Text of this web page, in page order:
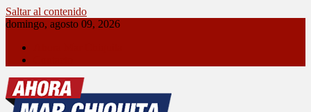
Saltar al contenido
domingo, agosto 09, 2026